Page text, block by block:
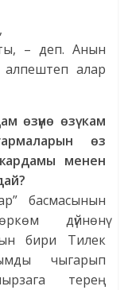
– деп. Анын
алар
өзүнө өзү кам
өз
менен
басмасынын
дүйнөнү
бири Тилек
чыгарып
терең